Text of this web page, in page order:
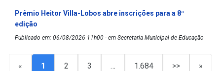
Prêmio Heitor Villa-Lobos abre inscrições para a 8ª
edição
Publicado em: 06/08/2026 11h00 - em Secretaria Municipal de Educação
« 1 2 3 … 1.684 >> »